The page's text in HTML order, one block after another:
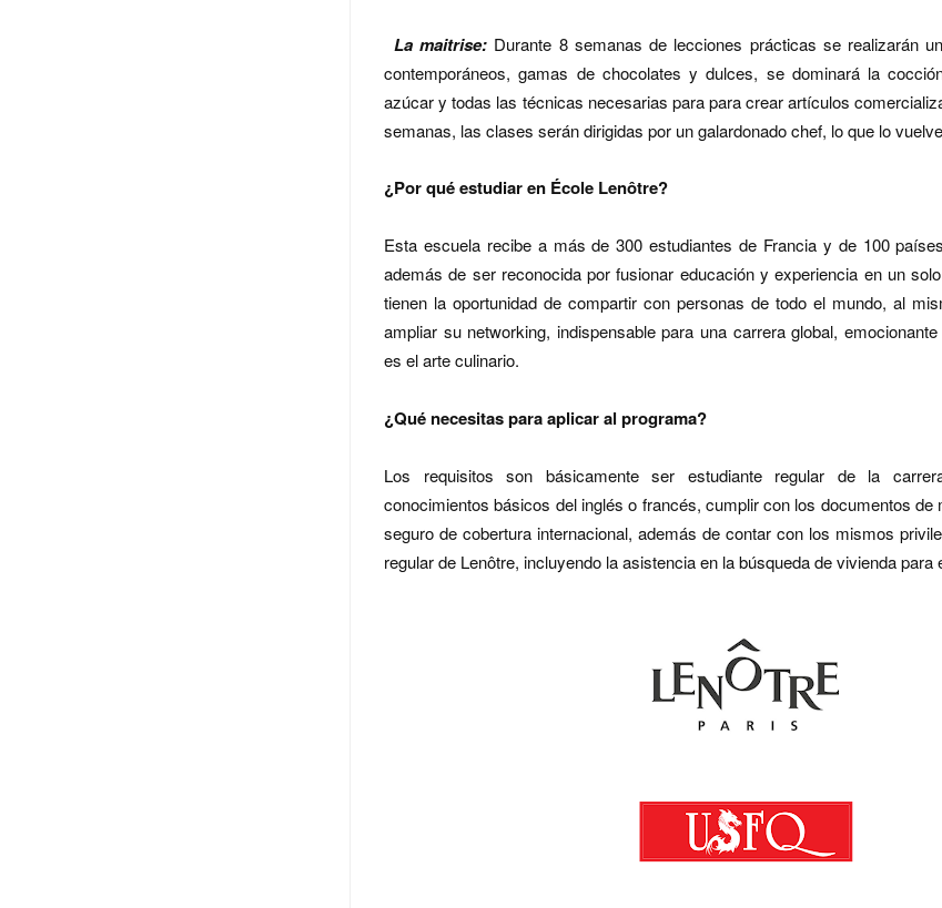
La maitrise: Durante 8 semanas de lecciones prácticas se realizarán
contemporáneos, gamas de chocolates y dulces, se dominará la
azúcar y todas las técnicas necesarias para para crear artículos
semanas, las clases serán dirigidas por un galardonado chef, lo que lo
¿Por qué estudiar en École Lenôtre?
Esta escuela recibe a más de 300 estudiantes de Francia y de 100
además de ser reconocida por fusionar educación y experiencia en un
tienen la oportunidad de compartir con personas de todo el mundo, al
ampliar su networking, indispensable para una carrera global,
es el arte culinario.
¿Qué necesitas para aplicar al programa?
Los requisitos son básicamente ser estudiante regular de la
conocimientos básicos del inglés o francés, cumplir con los documentos de
seguro de cobertura internacional, además de contar con los mismos
regular de Lenôtre, incluyendo la asistencia en la búsqueda de vivienda para